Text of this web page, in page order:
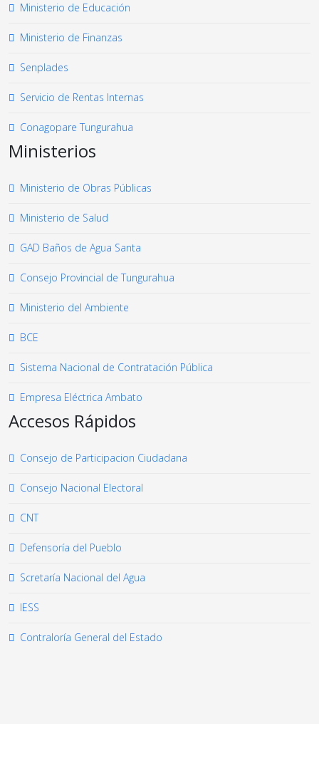
Ministerio de Educación
Ministerio de Finanzas
Senplades
Servicio de Rentas Internas
Conagopare Tungurahua
Ministerios
Ministerio de Obras Públicas
Ministerio de Salud
GAD Baños de Agua Santa
Consejo Provincial de Tungurahua
Ministerio del Ambiente
BCE
Sistema Nacional de Contratación Pública
Empresa Eléctrica Ambato
Accesos Rápidos
Consejo de Participacion Ciudadana
Consejo Nacional Electoral
CNT
Defensoría del Pueblo
Scretaría Nacional del Agua
IESS
Contraloría General del Estado